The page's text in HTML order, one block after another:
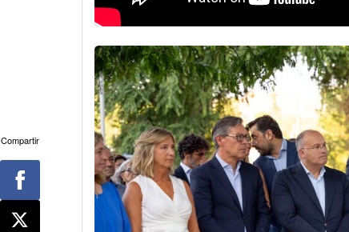
Compartir